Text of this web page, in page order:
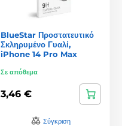
BlueStar Προστατευτικό
Σκληρυμένο Γυαλί,
iPhone 14 Pro Max
Σε απόθεμα
3,46 €
Σύγκριση